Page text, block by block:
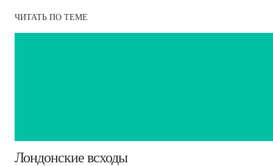
ЧИТАТЬ ПО ТЕМЕ
Лондонские всходы